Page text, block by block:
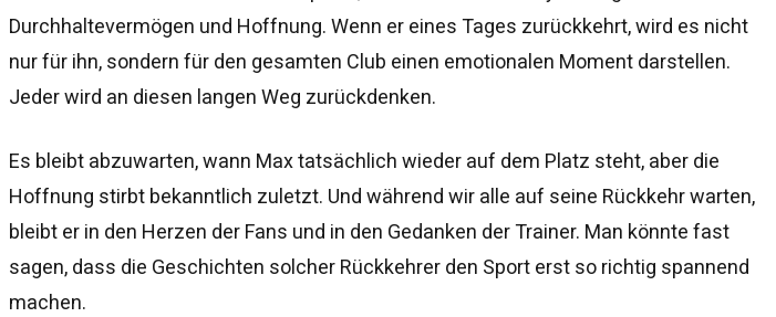
Durchhaltevermögen und Hoffnung. Wenn er eines Tages zurückkehrt, wird es nicht
nur für ihn, sondern für den gesamten Club einen emotionalen Moment darstellen.
Jeder wird an diesen langen Weg zurückdenken.
Es bleibt abzuwarten, wann Max tatsächlich wieder auf dem Platz steht, aber die
Hoffnung stirbt bekanntlich zuletzt. Und während wir alle auf seine Rückkehr warten,
bleibt er in den Herzen der Fans und in den Gedanken der Trainer. Man könnte fast
sagen, dass die Geschichten solcher Rückkehrer den Sport erst so richtig spannend
machen.